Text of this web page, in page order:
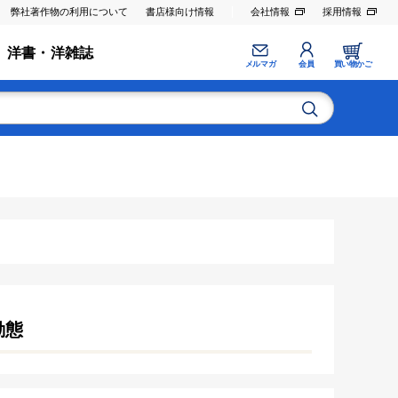
弊社著作物の利用について 書店様向け情報 会社情報 採用情報
洋書・洋雑誌
メルマガ 会員 買い物かご
態